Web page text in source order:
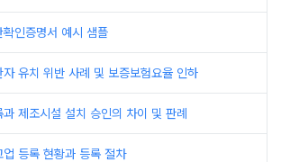
확인증명서 예시 샘플
자 유치 위반 사례 및 보증보험요율 인하
과 제조시설 설치 승인의 차이 및 판례
업 등록 현황과 등록 절차